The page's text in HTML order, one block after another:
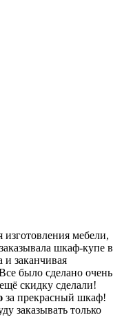
мебели,
шкаф-купе в
и заканчивая
было сделано очень
скидку сделали!
за прекрасный шкаф!
заказывать только